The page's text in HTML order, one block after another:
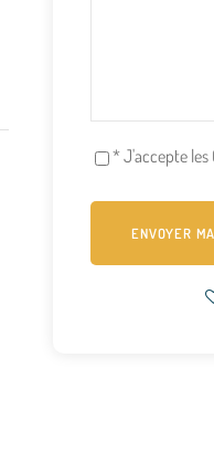
* J'accepte les